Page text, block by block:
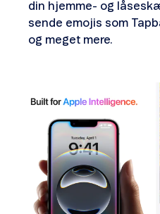
din hjemme- og
sende emojis som
og meget mere.